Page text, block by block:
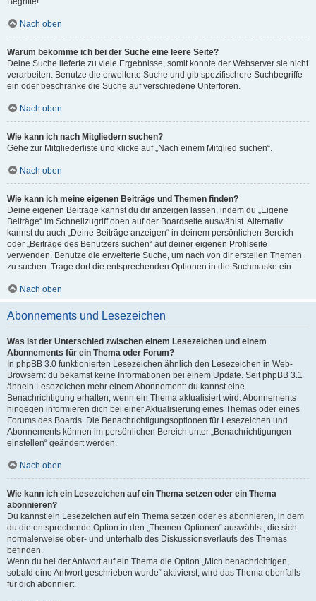
Nach oben
Warum bekomme ich bei der Suche eine leere Seite?
Deine Suche lieferte zu viele Ergebnisse, somit konnte der Webserver sie nicht
verarbeiten. Benutze die erweiterte Suche und gib spezifischere Suchbegriffe
ein oder beschränke die Suche auf verschiedene Unterforen.
Nach oben
Wie kann ich nach Mitgliedern suchen?
Gehe zur Mitgliederliste und klicke auf „Nach einem Mitglied suchen“.
Nach oben
Wie kann ich meine eigenen Beiträge und Themen finden?
Deine eigenen Beiträge kannst du dir anzeigen lassen, indem du „Eigene
Beiträge“ im Schnellzugriff oben auf der Boardseite auswählst. Alternativ
kannst du auch „Deine Beiträge anzeigen“ in deinem persönlichen Bereich
oder „Beiträge des Benutzers suchen“ auf deiner eigenen Profilseite
verwenden. Benutze die erweiterte Suche, um nach von dir erstellen Themen
zu suchen. Trage dort die entsprechenden Optionen in die Suchmaske ein.
Nach oben
Abonnements und Lesezeichen
Was ist der Unterschied zwischen einem Lesezeichen und einem
Abonnements für ein Thema oder Forum?
In phpBB 3.0 funktionierten Lesezeichen ähnlich den Lesezeichen in Web-
Browsern: du bekamst keine Informationen bei einem Update. Seit phpBB 3.1
ähneln Lesezeichen mehr einem Abonnement: du kannst eine
Benachrichtigung erhalten, wenn ein Thema aktualisiert wird. Abonnements
hingegen informieren dich bei einer Aktualisierung eines Themas oder eines
Forums des Boards. Die Benachrichtigungsoptionen für Lesezeichen und
Abonnements können im persönlichen Bereich unter „Benachrichtigungen
einstellen“ geändert werden.
Nach oben
Wie kann ich ein Lesezeichen auf ein Thema setzen oder ein Thema
abonnieren?
Du kannst ein Lesezeichen auf ein Thema setzen oder es abonnieren, in dem
du die entsprechende Option in den „Themen-Optionen“ auswählst, die sich
normalerweise ober- und unterhalb des Diskussionsverlaufs des Themas
befinden.
Wenn du bei der Antwort auf ein Thema die Option „Mich benachrichtigen,
sobald eine Antwort geschrieben wurde“ aktivierst, wird das Thema ebenfalls
für dich abonniert.